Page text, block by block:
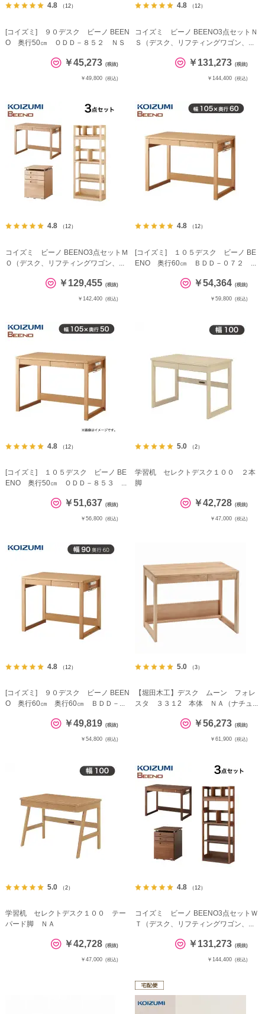
4.8 （12）
[コイズミ] ９０デスク ビーノ BEEN
O 奥行50㎝ ＯＤＤ－８５２ ＮＳ
￥45,273 (税抜)
￥49,800 (税込)
4.8 （12）
コイズミ ビーノ BEENO3点セットＮ
Ｓ（デスク、リフティングワゴン、...
￥131,273 (税抜)
￥144,400 (税込)
4.8 （12）
コイズミ ビーノ BEENO3点セットＭ
Ｏ（デスク、リフティングワゴン、...
￥129,455 (税抜)
￥142,400 (税込)
4.8 （12）
[コイズミ] １０５デスク ビーノ BE
ENO 奥行60㎝ ＢＤＤ－０７２ ...
￥54,364 (税抜)
￥59,800 (税込)
4.8 （12）
[コイズミ] １０５デスク ビーノ BE
ENO 奥行50㎝ ＯＤＤ－８５３ ...
￥51,637 (税抜)
￥56,800 (税込)
5.0 （2）
学習机 セレクトデスク１００ ２本
脚
￥42,728 (税抜)
￥47,000 (税込)
4.8 （12）
[コイズミ] ９０デスク ビーノ BEEN
O 奥行60㎝ 奥行60㎝ ＢＤＤ－...
￥49,819 (税抜)
￥54,800 (税込)
5.0 （3）
【堀田木工】デスク ムーン フォレ
スタ ３３１2 本体 ＮＡ（ナチュ...
￥56,273 (税抜)
￥61,900 (税込)
5.0 （2）
学習机 セレクトデスク１００ テー
パード脚 ＮＡ
￥42,728 (税抜)
￥47,000 (税込)
4.8 （12）
コイズミ ビーノ BEENO3点セットＷ
Ｔ（デスク、リフティングワゴン、...
￥131,273 (税抜)
￥144,400 (税込)